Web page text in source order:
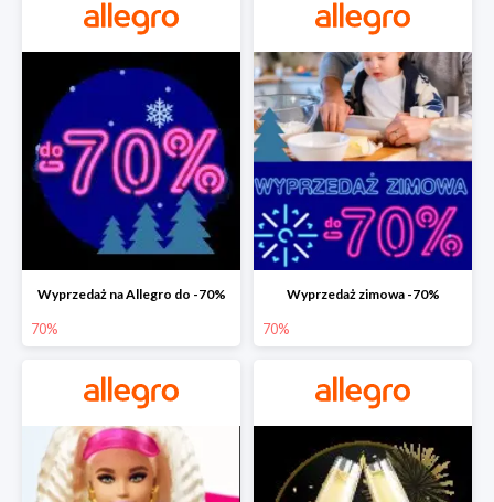
Wyprzedaż na Allegro do -70%
70%
Wyprzedaż zimowa -70%
70%